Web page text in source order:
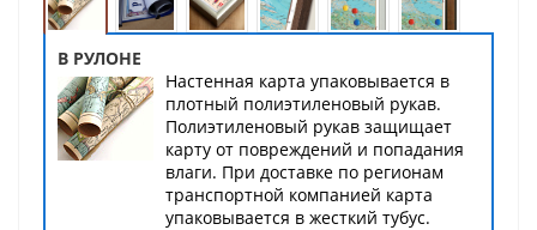
В РУЛОНЕ
Настенная карта упаковывается в
плотный полиэтиленовый рукав.
Полиэтиленовый рукав защищает
карту от повреждений и попадания
влаги. При доставке по регионам
транспортной компанией карта
упаковывается в жесткий тубус.